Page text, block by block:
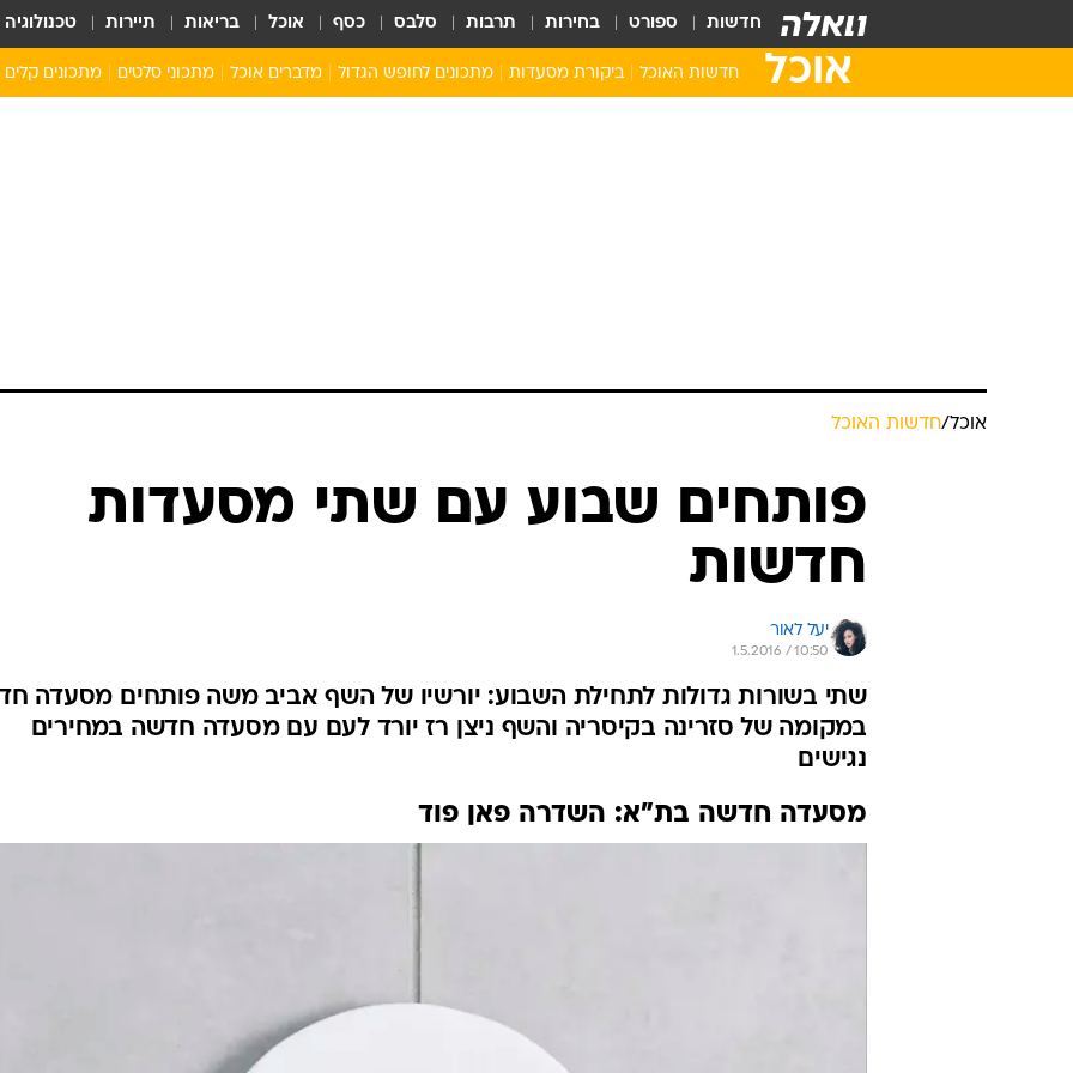
חדשות ספורט בחירות תרבות סלבס כסף אוכל בריאות תיירות טכנולוגיה
אוכל חדשות האוכל ביקורת מסעדות מתכונים לחופש הגדול מדברים אוכל מתכוני סלטים מתכונים קלים
אוכל/חדשות האוכל
פותחים שבוע עם שתי מסעדות
חדשות
יעל לאור
1.5.2016 / 10:50
שתי בשורות גדולות לתחילת השבוע: יורשיו של השף אביב משה פותחים מסעדה
במקומה של סזרינה בקיסריה והשף ניצן רז יורד לעם עם מסעדה חדשה במחירים
נגישים
מסעדה חדשה בת"א: השדרה פאן פוד